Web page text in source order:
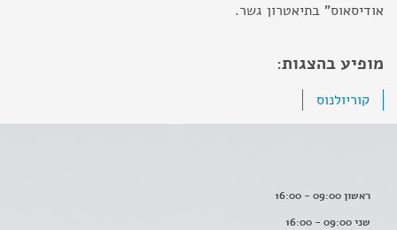
אודיסאוס" בתיאטרון גשר.
מופיע בהצגות:
קוריולנוס
ראשון 09:00 - 16:00
שני 09:00 - 16:00